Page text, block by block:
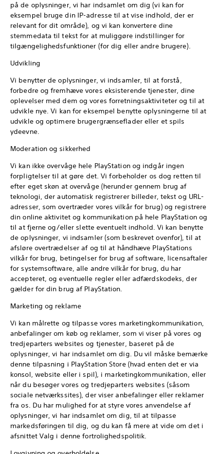
på de oplysninger, vi har indsamlet om dig (vi kan for
eksempel bruge din IP-adresse til at vise indhold, der er
relevant for dit område), og vi kan konvertere dine
stemmedata til tekst for at muliggøre indstillinger for
tilgængelighedsfunktioner (for dig eller andre brugere).
Udvikling
Vi benytter de oplysninger, vi indsamler, til at forstå,
forbedre og fremhæve vores eksisterende tjenester, dine
oplevelser med dem og vores forretningsaktiviteter og til at
udvikle nye. Vi kan for eksempel benytte oplysningerne til at
udvikle og optimere brugergrænseflader eller et spils
ydeevne.
Moderation og sikkerhed
Vi kan ikke overvåge hele PlayStation og indgår ingen
forpligtelser til at gøre det. Vi forbeholder os dog retten til
efter eget skøn at overvåge (herunder gennem brug af
teknologi, der automatisk registrerer billeder, tekst og URL-
adresser, som overtræder vores vilkår for brug) og registrere
din online aktivitet og kommunikation på hele PlayStation og
til at fjerne og/eller slette eventuelt indhold. Vi kan benytte
de oplysninger, vi indsamler (som beskrevet ovenfor), til at
afsløre overtrædelser af og til at håndhæve PlayStations
vilkår for brug, betingelser for brug af software, licensaftaler
for systemsoftware, alle andre vilkår for brug, du har
accepteret, og eventuelle regler eller adfærdskodeks, der
gælder for din brug af PlayStation.
Marketing og reklame
Vi kan målrette og tilpasse vores marketingkommunikation,
anbefalinger om køb og reklamer, som vi viser på vores og
tredjeparters websites og tjenester, baseret på de
oplysninger, vi har indsamlet om dig. Du vil måske bemærke
denne tilpasning i PlayStation Store (hvad enten det er via
konsol, website eller i spil), i marketingkommunikation, eller
når du besøger vores og tredjeparters websites (såsom
sociale netværkssites), der viser anbefalinger eller reklamer
fra os. Du har mulighed for at styre vores anvendelse af
oplysninger, vi har indsamlet om dig, til at tilpasse
markedsføringen til dig, og du kan få mere at vide om det i
afsnittet Valg i denne fortrolighedspolitik.